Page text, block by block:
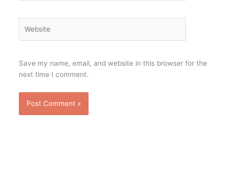
Save my name, email, and website in this browser for the
next time I comment.